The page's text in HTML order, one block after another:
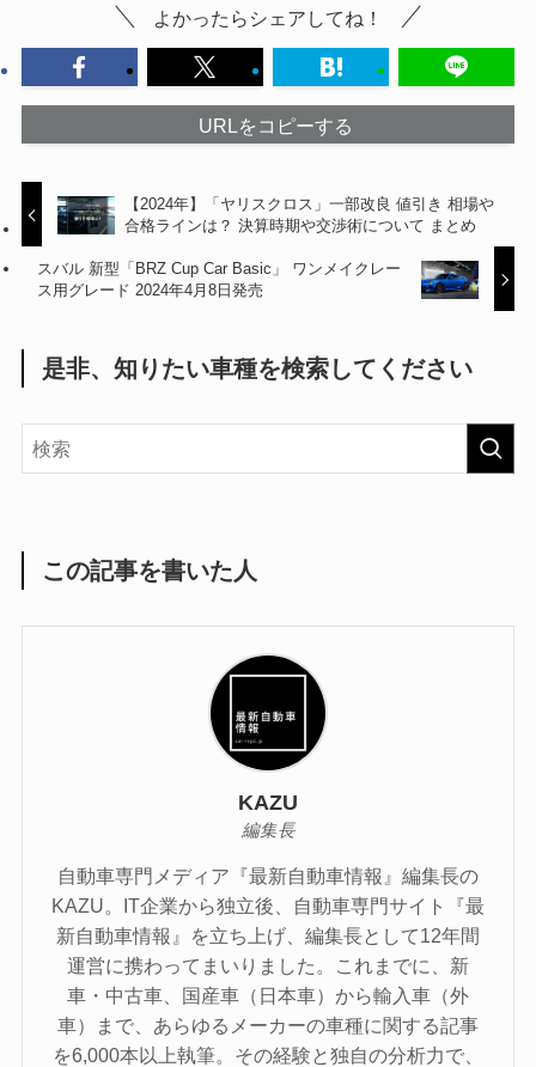
よかったらシェアしてね！
URLをコピーする
【2024年】「ヤリスクロス」一部改良 値引き 相場や
合格ラインは？ 決算時期や交渉術について まとめ
スバル 新型「BRZ Cup Car Basic」 ワンメイクレー
ス用グレード 2024年4月8日発売
是非、知りたい車種を検索してください
この記事を書いた人
KAZU
編集長
自動車専門メディア『最新自動車情報』編集長の
KAZU。IT企業から独立後、自動車専門サイト『最
新自動車情報』を立ち上げ、編集長として12年間
運営に携わってまいりました。これまでに、新
車・中古車、国産車（日本車）から輸入車（外
車）まで、あらゆるメーカーの車種に関する記事
を6,000本以上執筆。その経験と独自の分析力で、